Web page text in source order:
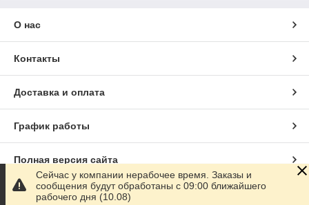
О нас
Контакты
Доставка и оплата
График работы
Полная версия сайта
Сайт создан на маркетплейсе
Сейчас у компании нерабочее время. Заказы и
сообщения будут обработаны с 09:00 ближайшего
рабочего дня (10.08)